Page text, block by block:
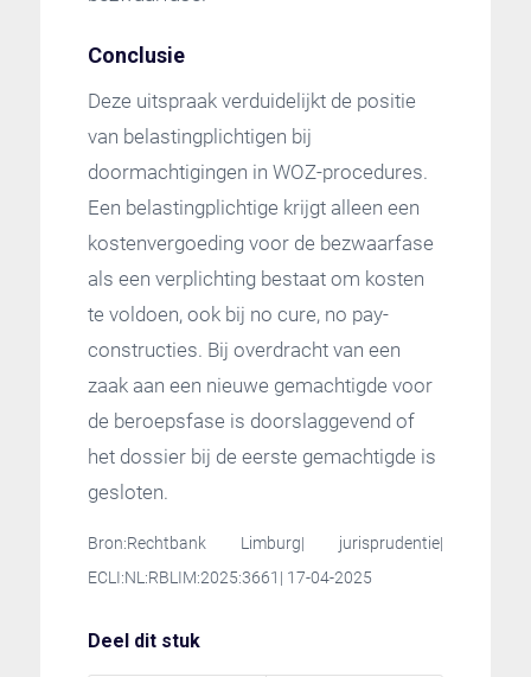
Conclusie
Deze uitspraak verduidelijkt de positie
van belastingplichtigen bij
doormachtigingen in WOZ-procedures.
Een belastingplichtige krijgt alleen een
kostenvergoeding voor de bezwaarfase
als een verplichting bestaat om kosten
te voldoen, ook bij no cure, no pay-
constructies. Bij overdracht van een
zaak aan een nieuwe gemachtigde voor
de beroepsfase is doorslaggevend of
het dossier bij de eerste gemachtigde is
gesloten.
Bron:Rechtbank Limburg| jurisprudentie|
ECLI:NL:RBLIM:2025:3661| 17-04-2025
Deel dit stuk